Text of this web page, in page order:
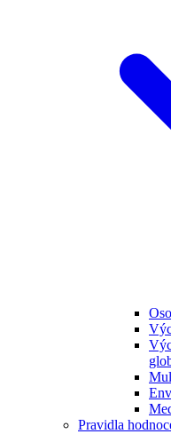
Pravidla